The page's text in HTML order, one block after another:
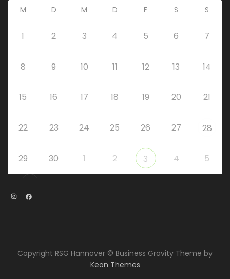
M D M D F S S
1 2 3 4 5 6 7
8 9 10 11 12 13 14
15 16 17 18 19 20 21
22 23 24 25 26 27 28
29 30 1 2 3 4 5
Copyright RSG Hannover © Business Gravity Theme by
Keon Themes